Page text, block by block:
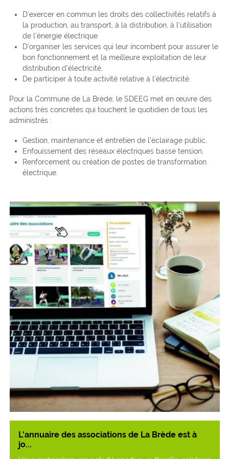
D’exercer en commun les droits des collectivités relatifs à
la production, au transport, à la distribution, à l’utilisation
de l’énergie électrique
D’organiser les services qui leur incombent pour assurer le
bon fonctionnement et la meilleure exploitation de leur
distribution d’électricité,
De participer à toute activité relative à l’électricité.
Pour la Commune de La Brède, le SDEEG met en œuvre des
actions très concrètes qui touchent le quotidien de tous les
administrés :
Gestion, maintenance et entretien de l’éclairage public,
Enfouissement des réseaux électriques basse tension,
Renforcement ou création de postes de transformation
électrique.
L'annuaire des associations de La Brède est à
jo...